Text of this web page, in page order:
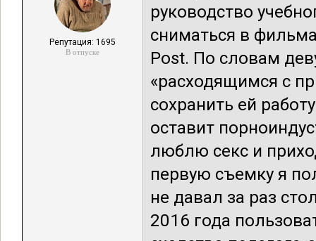
Репутация: 1695
В отпуске
руководство
сниматься в
Post. По словам
«расходящимся с
сохранить ей
оставит
люблю секс и
первую съемку я
не давал за раз
2016 года